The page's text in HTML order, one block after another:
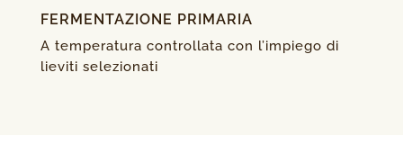
FERMENTAZIONE PRIMARIA
A temperatura controllata con l’impiego di
lieviti selezionati